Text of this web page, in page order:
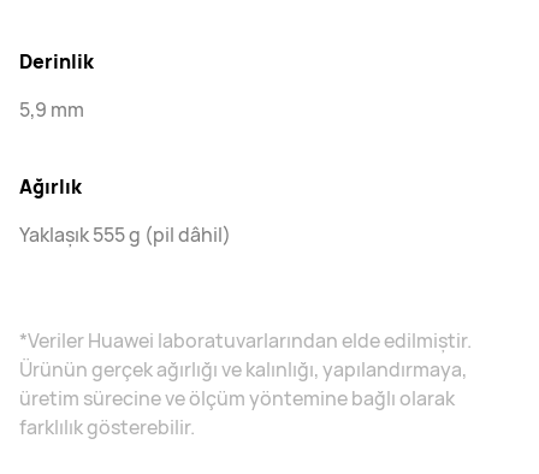
Derinlik
5,9 mm
Ağırlık
Yaklaşık 555 g (pil dâhil)
*Veriler Huawei laboratuvarlarından elde edilmiştir.
Ürünün gerçek ağırlığı ve kalınlığı, yapılandırmaya,
üretim sürecine ve ölçüm yöntemine bağlı olarak
farklılık gösterebilir.